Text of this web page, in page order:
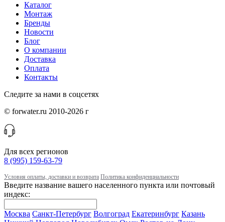
Каталог
Монтаж
Бренды
Новости
Блог
О компании
Доставка
Оплата
Контакты
Следите за нами в соцсетях
© forwater.ru 2010-2026 г
Для всех регионов
8 (995) 159-63-79
Условия оплаты, доставки и возврата Политика конфиденциальности
Введите название вашего населенного пункта или почтовый
индекс:
Москва Санкт-Петербург Волгоград Екатеринбург Казань